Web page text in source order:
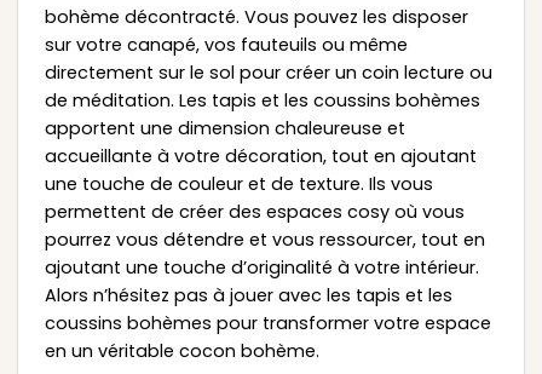
bohème décontracté. Vous pouvez les disposer
sur votre canapé, vos fauteuils ou même
directement sur le sol pour créer un coin lecture ou
de méditation. Les tapis et les coussins bohèmes
apportent une dimension chaleureuse et
accueillante à votre décoration, tout en ajoutant
une touche de couleur et de texture. Ils vous
permettent de créer des espaces cosy où vous
pourrez vous détendre et vous ressourcer, tout en
ajoutant une touche d’originalité à votre intérieur.
Alors n’hésitez pas à jouer avec les tapis et les
coussins bohèmes pour transformer votre espace
en un véritable cocon bohème.